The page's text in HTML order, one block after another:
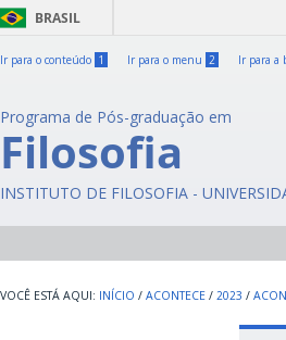
BRASIL
Ir para o conteúdo 1 Ir para o menu 2 Ir para a
Programa de Pós-graduação em
Filosofia
INSTITUTO DE FILOSOFIA -
INÍCIO / ACONTECE / 2023 /